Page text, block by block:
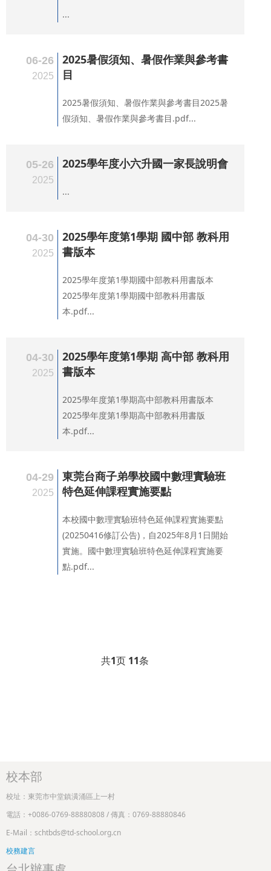
...
06-26
2025
2025暑假須知、暑假作業與參考書
目
2025暑假須知、暑假作業與參考書目2025暑
假須知、暑假作業與參考書目.pdf...
05-26
2025
2025學年度小六升國一家長說明會
...
04-30
2025
2025學年度第1學期 國中部 教科用
書版本
2025學年度第1學期國中部教科用書版本
2025學年度第1學期國中部教科用書版
本.pdf...
04-30
2025
2025學年度第1學期 高中部 教科用
書版本
2025學年度第1學期高中部教科用書版本
2025學年度第1學期高中部教科用書版
本.pdf...
04-29
2025
東莞台商子弟學校國中數理實驗班
特色延伸課程實施要點
本校國中數理實驗班特色延伸課程實施要點
(20250416修訂公告)，自2025年8月1日開始
實施。國中數理實驗班特色延伸課程實施要
點.pdf...
共1页 11条
校本部
校址：東莞市中堂鎮潢涌區上一村
電話：+0086-0769-88880808 / 傳真：0769-88880846
E-Mail：schtbds@td-school.org.cn
校務建言